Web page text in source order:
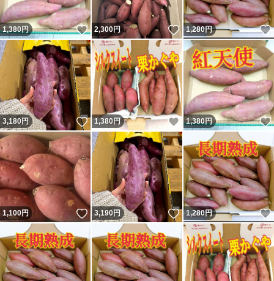
1,380円 いいね！
2,300円 いいね！
1,280円
3,180円 いいね！
1,380円 いいね！
1,380円
1,100円 いいね！
3,190円 いいね！
1,280円